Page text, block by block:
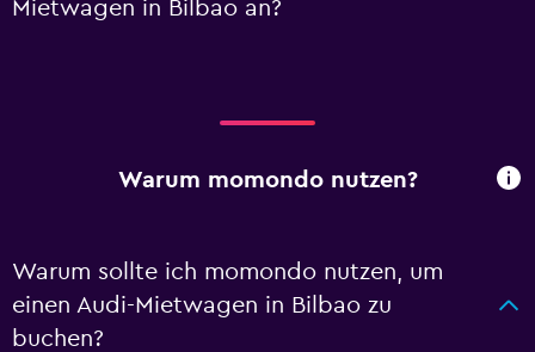
Mietwagen in Bilbao an?
Warum momondo nutzen?
Warum sollte ich momondo nutzen, um
einen Audi-Mietwagen in Bilbao zu
buchen?